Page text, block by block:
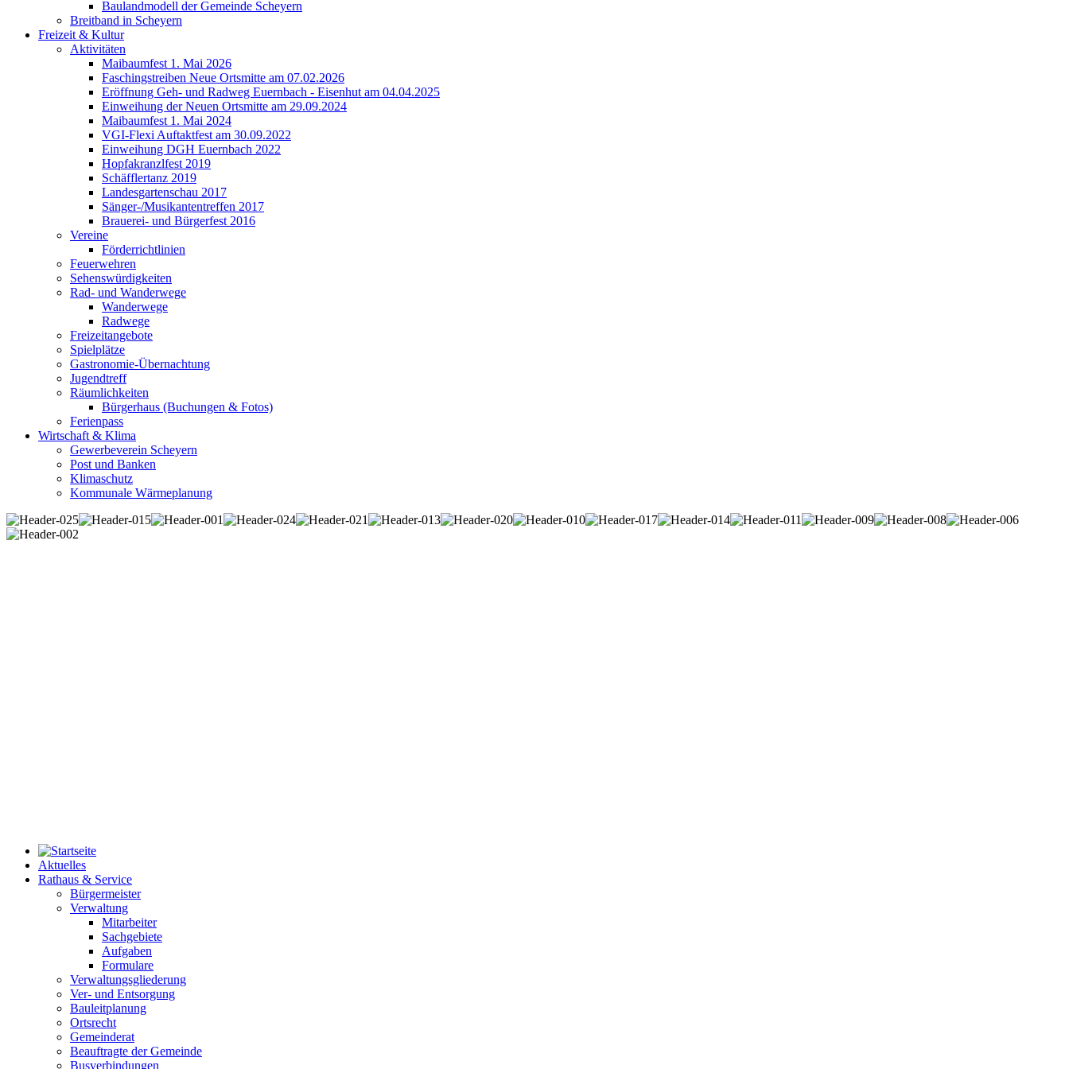
Baulandmodell der Gemeinde Scheyern
Breitband in Scheyern
Freizeit & Kultur
Aktivitäten
Maibaumfest 1. Mai 2026
Faschingstreiben Neue Ortsmitte am 07.02.2026
Eröffnung Geh- und Radweg Euernbach - Eisenhut am 04.04.2025
Einweihung der Neuen Ortsmitte am 29.09.2024
Maibaumfest 1. Mai 2024
VGI-Flexi Auftaktfest am 30.09.2022
Einweihung DGH Euernbach 2022
Hopfakranzlfest 2019
Schäfflertanz 2019
Landesgartenschau 2017
Sänger-/Musikantentreffen 2017
Brauerei- und Bürgerfest 2016
Vereine
Förderrichtlinien
Feuerwehren
Sehenswürdigkeiten
Rad- und Wanderwege
Wanderwege
Radwege
Freizeitangebote
Spielplätze
Gastronomie-Übernachtung
Jugendtreff
Räumlichkeiten
Bürgerhaus (Buchungen & Fotos)
Ferienpass
Wirtschaft & Klima
Gewerbeverein Scheyern
Post und Banken
Klimaschutz
Kommunale Wärmeplanung
Aktuelles
Rathaus & Service
Bürgermeister
Verwaltung
Mitarbeiter
Sachgebiete
Aufgaben
Formulare
Verwaltungsgliederung
Ver- und Entsorgung
Bauleitplanung
Ortsrecht
Gemeinderat
Beauftragte der Gemeinde
Busverbindungen